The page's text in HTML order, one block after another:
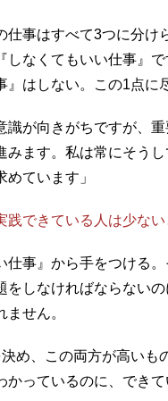
仕事はすべて3つに分け
なくてもいい仕事』
はしない。この1点に
が向きがちですが、
ます。私は常にそう
ています」
できている人は少ない
仕事』から手をつける
しなければならない
せん。
め、この両方が高いも
っているのに、でき